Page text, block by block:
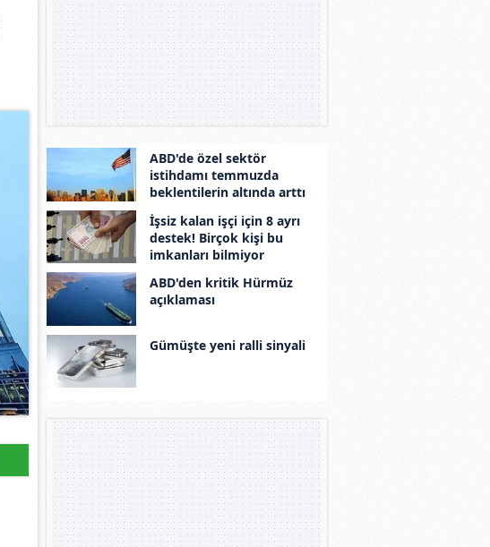
ABD'de özel sektör
istihdamı temmuzda
beklentilerin altında arttı
İşsiz kalan işçi için 8 ayrı
destek! Birçok kişi bu
imkanları bilmiyor
ABD'den kritik Hürmüz
açıklaması
Gümüşte yeni ralli sinyali